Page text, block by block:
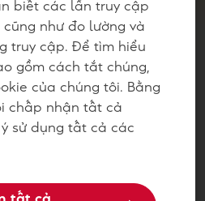
biết các lần truy cập
như đo lường và
truy cập. Để tìm hiểu
gồm cách tắt chúng,
của chúng tôi. Bằng
chấp nhận tất cả
sử dụng tất cả các